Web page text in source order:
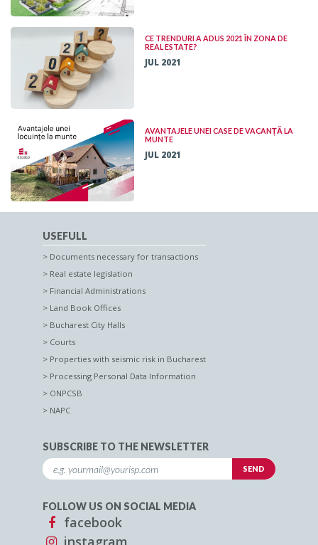
CE TRENDURI A ADUS 2021 ÎN ZONA DE
REAL ESTATE?
JUL 2021
AVANTAJELE UNEI CASE DE VACANȚĂ LA
MUNTE
JUL 2021
USEFULL
Documents necessary for transactions
Real estate legislation
Financial Administrations
Land Book Offices
Bucharest City Halls
Courts
Properties with seismic risk in Bucharest
Processing Personal Data Information
ONPCSB
NAPC
SUBSCRIBE TO THE NEWSLETTER
FOLLOW US ON SOCIAL MEDIA
facebook
instagram